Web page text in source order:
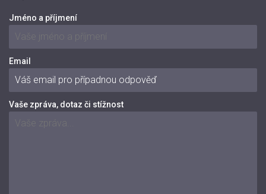
Jméno a příjmení
Email
Vaše zpráva, dotaz či stížnost